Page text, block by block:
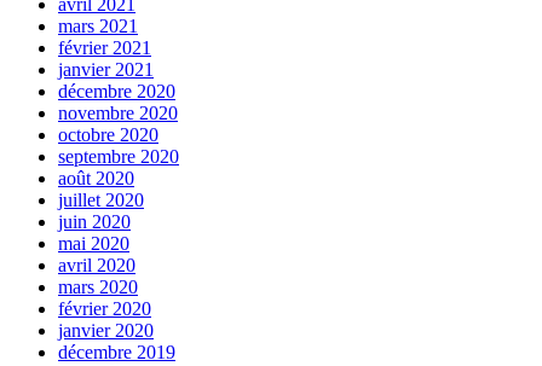
avril 2021
mars 2021
février 2021
janvier 2021
décembre 2020
novembre 2020
octobre 2020
septembre 2020
août 2020
juillet 2020
juin 2020
mai 2020
avril 2020
mars 2020
février 2020
janvier 2020
décembre 2019